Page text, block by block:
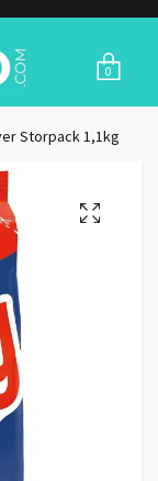
0
Storpack 1,1kg